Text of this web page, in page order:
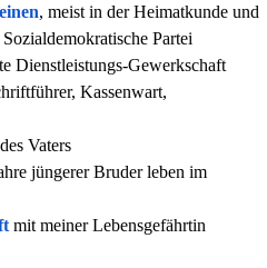
, meist in der Heimatkunde und
Partei
Dienstleistungs-Gewerkschaft
Kassenwart,
Vaters
jüngerer Bruder leben im
mit meiner Lebensgefährtin